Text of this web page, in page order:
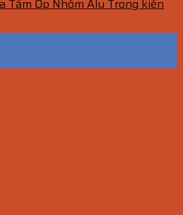
Tấm Ốp Nhôm Alu Trong kiến